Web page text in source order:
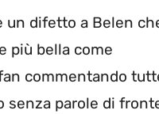
un difetto a Belen
più bella come
commentando
senza parole di